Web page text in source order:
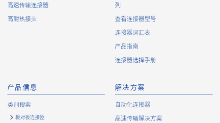
高速传输连接器
高耐热接头
列
查看连接器型号
连接器词汇表
产品指南
连接器选择手册
产品信息
类别搜索
板对板连接器
解决方案
自动化连接器
高速传输解决方案